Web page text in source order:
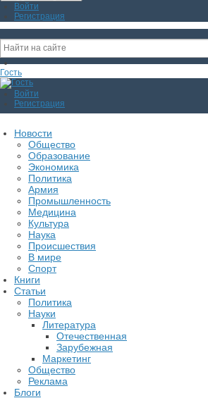
Войти
Регистрация
Гость
Войти
Регистрация
Новости
Общество
Образование
Экономика
Политика
Армия
Промышленность
Медицина
Культура
Наука
Происшествия
В мире
Спорт
Книги
Статьи
Политика
Науки
Литература
Отечественная
Зарубежная
Маркетинг
Общество
Реклама
Блоги